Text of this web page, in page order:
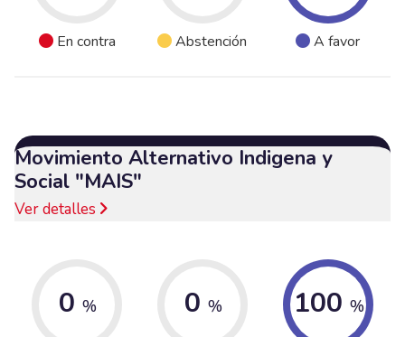
En contra Abstención A favor
Movimiento Alternativo Indigena y
Social "MAIS"
Ver detalles
0 % 0 % 100 %